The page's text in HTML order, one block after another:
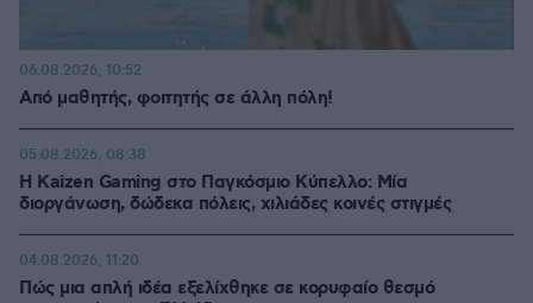
Από μαθητής, φοιτητής σε άλλη πόλη!
06.08.2026, 10:52
H Kaizen Gaming στο Παγκόσμιο Kύπελλο: Μία
διοργάνωση, δώδεκα πόλεις, χιλιάδες κοινές στιγμές
05.08.2026, 08:38
Πώς μια απλή ιδέα εξελίχθηκε σε κορυφαίο θεσμό
04.08.2026, 11:20